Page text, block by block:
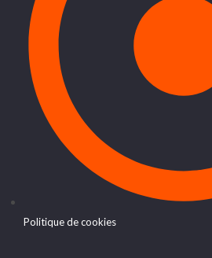
Politique de cookies